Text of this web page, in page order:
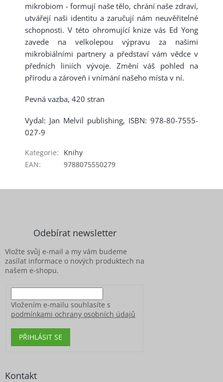
mikrobiom - formují naše tělo, chrání naše zdraví,
utvářejí naši identitu a zaručují nám neuvěřitelné
schopnosti. V této ohromující knize vás Ed Yong
zavede na velkolepou výpravu za našimi
mikrobiálními partnery a představí vám vědce v
předních liniích vývoje. Změní váš pohled na
přírodu a zároveň i vnímání našeho místa v ní.
Pevná vazba, 420 stran
Vydal: Jan Melvil publishing, ISBN: 978-80-7555-
027-9
Kategorie:
Knihy
EAN: 9788075550279
Odebírat newsletter
Vložte svůj e-mail a my vám budeme
zasílat informace o nových produktech na
našem e-shopu.
Vložením e-mailu souhlasíte s
podmínkami ochrany osobních údajů
PŘIHLÁSIT SE
Kontakt